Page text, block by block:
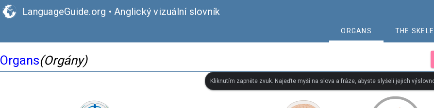
LanguageGuide.org • Anglický vizuální slovník
ORGANS THE
Organs(Orgány)
Kliknutím zapněte zvuk. Najeďte myší na slova a fráze, abyste slyšeli jejich